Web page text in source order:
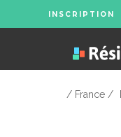
INSCRIPTION
/ France /